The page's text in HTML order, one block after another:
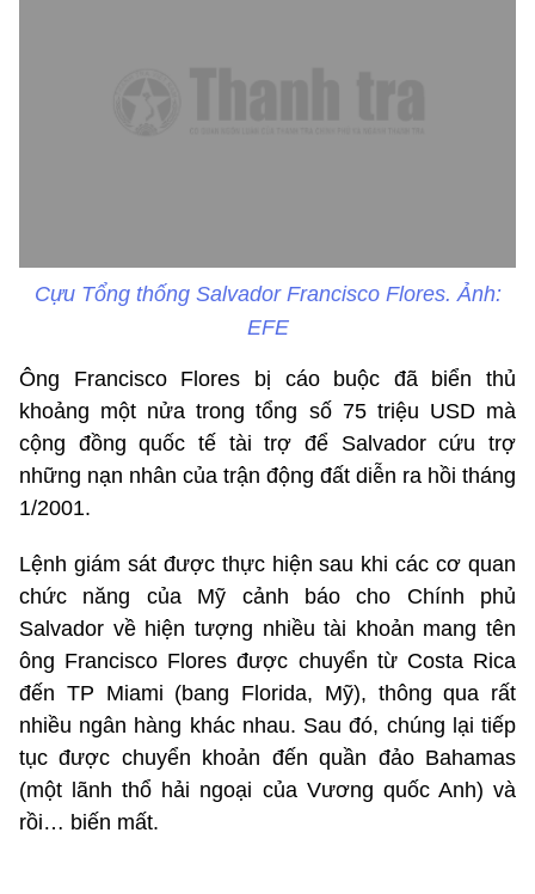
Cựu Tổng thống Salvador Francisco Flores. Ảnh:
EFE
Ông Francisco Flores bị cáo buộc đã biển thủ
khoảng một nửa trong tổng số 75 triệu USD mà
cộng đồng quốc tế tài trợ để Salvador cứu trợ
những nạn nhân của trận động đất diễn ra hồi tháng
1/2001.
Lệnh giám sát được thực hiện sau khi các cơ quan
chức năng của Mỹ cảnh báo cho Chính phủ
Salvador về hiện tượng nhiều tài khoản mang tên
ông Francisco Flores được chuyển từ Costa Rica
đến TP Miami (bang Florida, Mỹ), thông qua rất
nhiều ngân hàng khác nhau. Sau đó, chúng lại tiếp
tục được chuyển khoản đến quần đảo Bahamas
(một lãnh thổ hải ngoại của Vương quốc Anh) và
rồi… biến mất.